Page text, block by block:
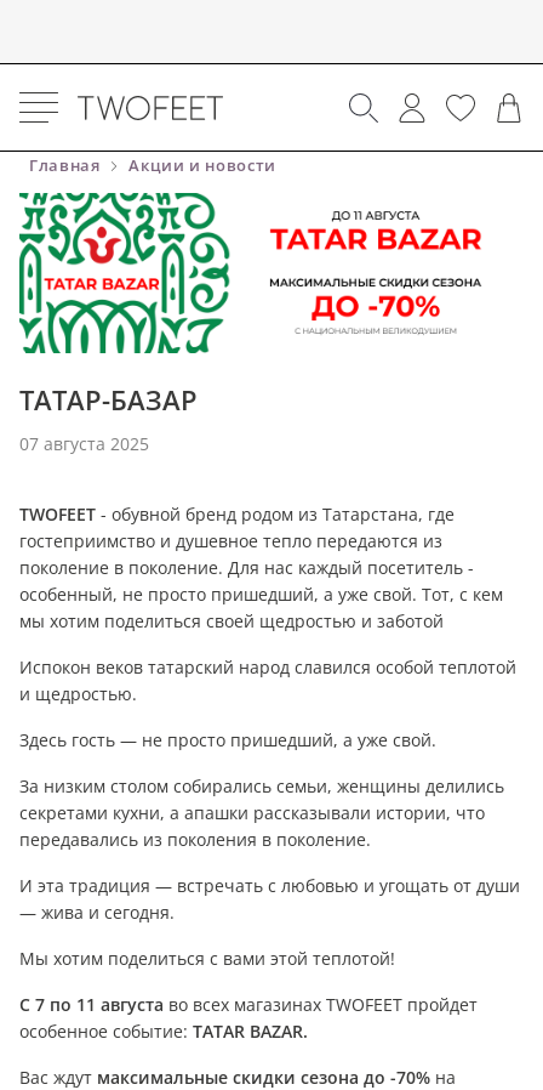
Главная Акции и новости
ТАТАР-БАЗАР
07 августа 2025
TWOFEET - обувной бренд родом из Татарстана, где
гостеприимство и душевное тепло передаются из
поколение в поколение. Для нас каждый посетитель -
особенный, не просто пришедший, а уже свой. Тот, с кем
мы хотим поделиться своей щедростью и заботой
Испокон веков татарский народ славился особой теплотой
и щедростью.
Здесь гость — не просто пришедший, а уже свой.
За низким столом собирались семьи, женщины делились
секретами кухни, а апашки рассказывали истории, что
передавались из поколения в поколение.
И эта традиция — встречать с любовью и угощать от души
— жива и сегодня.
Мы хотим поделиться с вами этой теплотой!
С 7 по 11 августа во всех магазинах TWOFEET пройдет
особенное событие: TATAR BAZAR.
Вас ждут максимальные скидки сезона до -70% на